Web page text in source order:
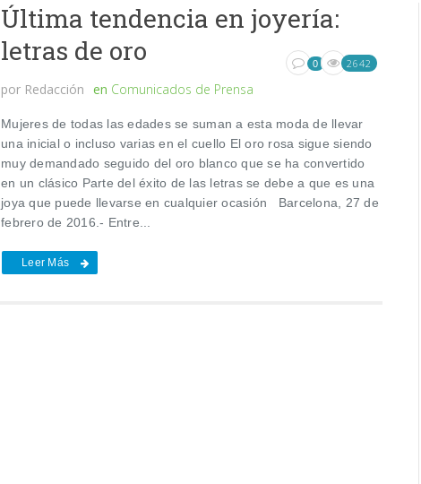
Última tendencia en joyería:
letras de oro
por Redacción en Comunicados de Prensa
0 2642
Mujeres de todas las edades se suman a esta moda de llevar
una inicial o incluso varias en el cuello El oro rosa sigue siendo
muy demandado seguido del oro blanco que se ha convertido
en un clásico Parte del éxito de las letras se debe a que es una
joya que puede llevarse en cualquier ocasión Barcelona, 27 de
febrero de 2016.- Entre...
Leer Más